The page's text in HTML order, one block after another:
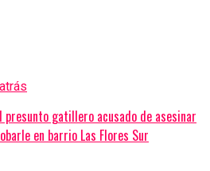
presunto gatillero acusado de asesinar
en barrio Las Flores Sur